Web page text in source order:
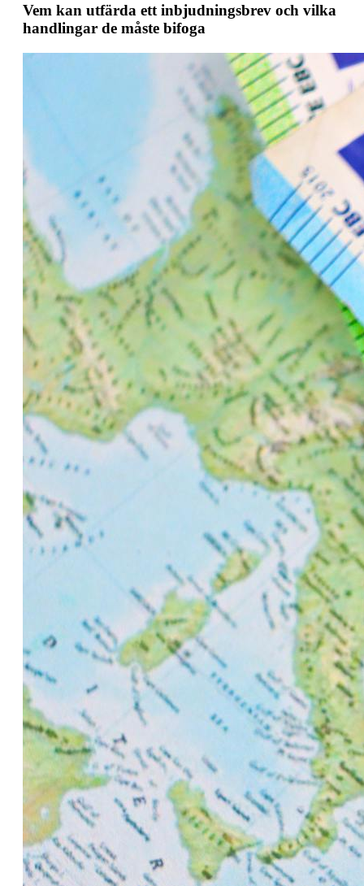
Vem kan utfärda ett inbjudningsbrev och vilka
handlingar de måste bifoga